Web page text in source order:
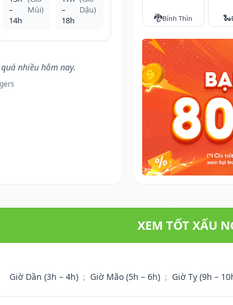
–
14h
Mùi)
–
18h
Dậu)
nhiều hôm nay.
🐉Bính Thìn 🐍
XEM TỐT XẤU
Giờ Dần (3h – 4h) ; Giờ Mão (5h – 6h) ; Giờ Tỵ (9h –